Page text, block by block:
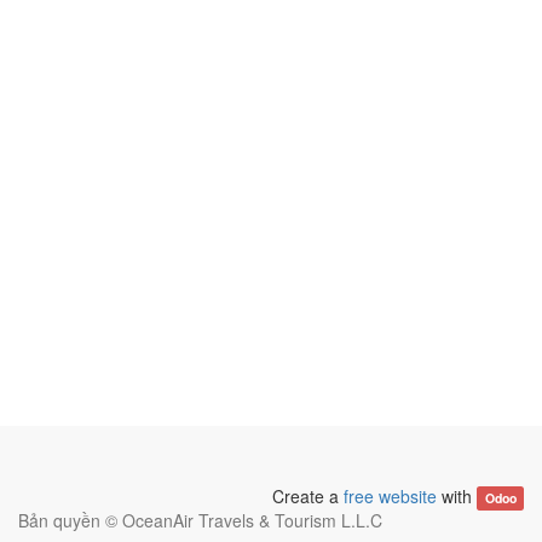
Create afree website with Odoo
Bản quyền © OceanAir Travels & Tourism L.L.C